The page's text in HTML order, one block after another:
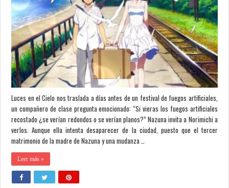
Luces en el Cielo nos traslada a días antes de un festival de fuegos artificiales,
un compañero de clase pregunta emocionado: “Si vieras los fuegos artificiales
recostado ¿se verían redondos o se verían planos?” Nazuna invita a Norimichi a
verlos. Aunque ella intenta desaparecer de la ciudad, puesto que el tercer
matrimonio de la madre de Nazuna y una mudanza …
Leer más »